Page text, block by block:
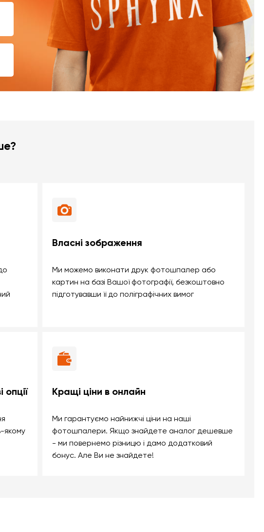
Власні зображення
Ми можемо виконати друк фотошпалер або
картин на базі Вашої фотографії, безкоштовно
підготувавши її до поліграфічних вимог
якому
Кращі ціни в онлайн
Ми гарантуємо найнижчі ціни на наші
фотошпалери. Якщо знайдете аналог дешевше
- ми повернемо різницю і дамо додатковий
бонус. Але Ви не знайдете!